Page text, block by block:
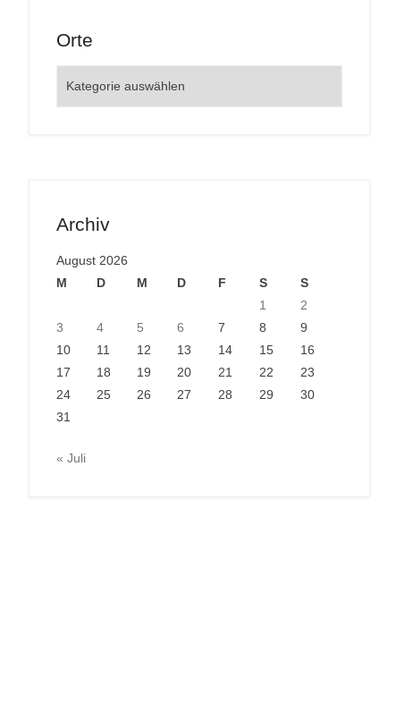
Orte
Archiv
August 2026
M
D M D F S
S
1
2
3
4 5 6 7 8
9
10
11 12 13 14 15
16
17
18 19 20 21 22
23
24
25 26 27 28 29
30
31
« Juli